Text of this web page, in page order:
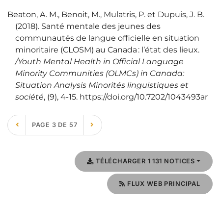
Beaton, A. M., Benoit, M., Mulatris, P. et Dupuis, J. B.
(2018). Santé mentale des jeunes des
communautés de langue officielle en situation
minoritaire (CLOSM) au Canada : l’état des lieux.
/Youth Mental Health in Official Language
Minority Communities (OLMCs) in Canada:
Situation Analysis Minorités linguistiques et
société, (9), 4‑15. https://doi.org/10.7202/1043493ar
PAGE 3 DE 57
TÉLÉCHARGER 1 131 NOTICES
FLUX WEB PRINCIPAL